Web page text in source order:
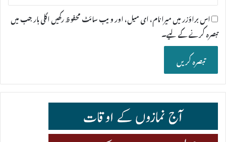
اس براؤزر میں میرا نام، ای میل، اور ویب سائٹ محفوظ رکھیں اگلی بار جب میں
تبصرہ کرنے کےلیے۔